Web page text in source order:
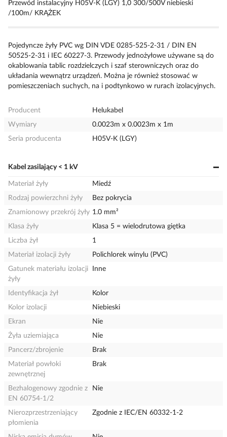
Przewód instalacyjny H05V-K (LGY) 1,0 300/500V niebieski
/100m/ KRĄŻEK
Pojedyncze żyły PVC wg DIN VDE 0285-525-2-31 / DIN EN
50525-2-31 i IEC 60227-3. Przewody jednożyłowe używane są do
okablowania tablic rozdzielczych i szaf sterowniczych oraz do
układania wewnątrz urządzeń. Można je również stosować w
pomieszczeniach suchych, na i podtynkowo w rurach izolacyjnych.
Producent
Helukabel
Wymiary
0.0023m x 0.0023m x 1m
Seria producenta
H05V-K (LGY)
Kabel zasilający < 1 kV
Materiał żyły
Miedź
Rodzaj powierzchni żyły
Bez pokrycia
Znamionowy przekrój żyły 1.0 mm²
Klasa żyły
Klasa 5 = wielodrutowa giętka
Liczba żył
1
Materiał izolacji żyły
Polichlorek winylu (PVC)
Gatunek materiału izolacji
żyły
Inne
Identyfikacja żył
Kolor
Kolor izolacji
Niebieski
Ekran
Nie
Żyła uziemiająca
Nie
Pancerz/zbrojenie
Brak
Materiał powłoki
zewnętrznej
Brak
Bezhalogenowy zgodnie z
EN 60754-1/2
Nie
Nierozprzestrzeniający
płomienia
Zgodnie z IEC/EN 60332-1-2